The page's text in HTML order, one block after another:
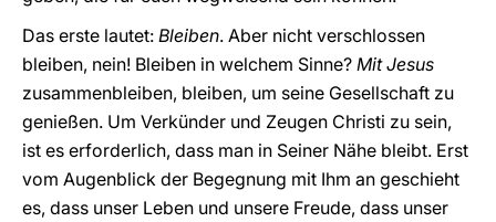
Das erste lautet: Bleiben. Aber nicht verschlossen
bleiben, nein! Bleiben in welchem Sinne? Mit Jesus
zusammenbleiben, bleiben, um seine Gesellschaft zu
genießen. Um Verkünder und Zeugen Christi zu sein,
ist es erforderlich, dass man in Seiner Nähe bleibt. Erst
vom Augenblick der Begegnung mit Ihm an geschieht
es, dass unser Leben und unsere Freude, dass unser